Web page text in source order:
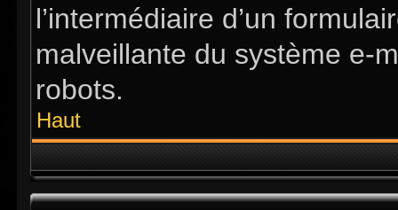
l’intermédiaire d’un
malveillante du système e-
robots.
Haut